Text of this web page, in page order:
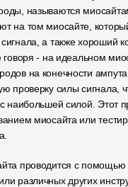
называются
на том миосайте,
а также хороший
говоря - на идеальном
на конечности
проверку силы сигнала,
наибольшей силой. Этот
миосайта или
проводится с помощью
различных других